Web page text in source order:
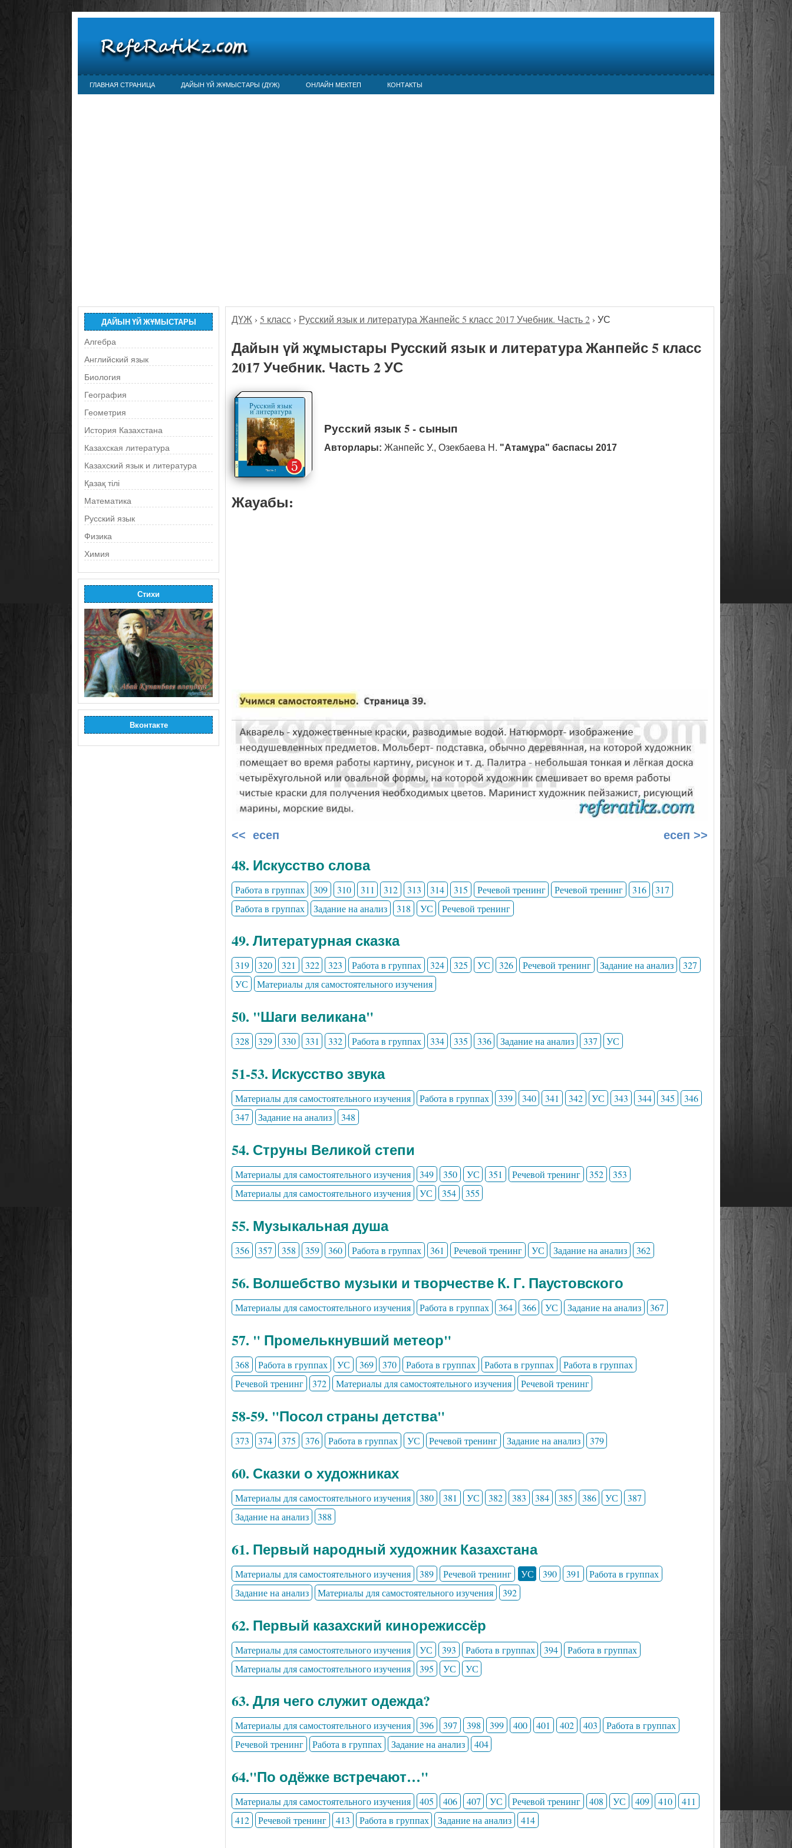
ГЛАВНАЯ СТРАНИЦА ДАЙЫН ҮЙ ЖҰМЫСТАРЫ (ДҮЖ) ОНЛАЙН МЕКТЕП КОНТАКТЫ
ДАЙЫН ҮЙ ЖҰМЫСТАРЫ
Алгебра
Английский язык
Биология
География
Геометрия
История Казахстана
Казахская литература
Казахский язык и литература
Қазақ тілі
Математика
Русский язык
Физика
Химия
Стихи
Вконтакте
ДҮЖ › 5 класс › Русский язык и литература Жанпейс 5 класс 2017 Учебник. Часть 2 › УС
Дайын үй жұмыстары Русский язык и литература Жанпейс 5 класс
2017 Учебник. Часть 2 УС
Русский язык 5 - сынып
Авторлары: Жанпейс У., Озекбаева Н. "Атамұра" баспасы 2017
Жауабы:
<< есеп есеп >>
48. Искусство слова
Работа в группах 309 310 311 312 313 314 315 Речевой тренинг Речевой тренинг 316
317
Работа в группах
Задание на анализ 318 УС Речевой тренинг
49. Литературная сказка
319 320 321 322 323 Работа в группах 324 325 УС 326 Речевой тренинг Задание на анализ
327
УС
Материалы для самостоятельного изучения
50. "Шаги великана"
328 329 330 331 332 Работа в группах 334 335 336 Задание на анализ 337 УС
51-53. Искусство звука
Материалы для самостоятельного изучения Работа в группах 339 340 341 342 УС 343 344 345
346
347
Задание на анализ 348
54. Струны Великой степи
Материалы для самостоятельного изучения 349 350 УС 351 Речевой тренинг 352
353
Материалы для самостоятельного изучения
УС 354 355
55. Музыкальная душа
356 357 358 359 360 Работа в группах 361 Речевой тренинг УС Задание на анализ 362
56. Волшебство музыки и творчестве К. Г. Паустовского
Материалы для самостоятельного изучения Работа в группах 364 366 УС Задание на анализ 367
57. " Промелькнувший метеор"
368 Работа в группах УС 369 370 Работа в группах Работа в группах
Работа в группах
Речевой тренинг
372 Материалы для самостоятельного изучения Речевой тренинг
58-59. "Посол страны детства"
373 374 375 376 Работа в группах УС Речевой тренинг Задание на анализ 379
60. Сказки о художниках
Материалы для самостоятельного изучения 380 381 УС 382 383 384 385 386 УС
387
Задание на анализ
388
61. Первый народный художник Казахстана
Материалы для самостоятельного изучения 389 Речевой тренинг УС 390 391
Работа в группах
Задание на анализ
Материалы для самостоятельного изучения 392
62. Первый казахский кинорежиссёр
Материалы для самостоятельного изучения УС 393 Работа в группах 394
Работа в группах
Материалы для самостоятельного изучения
395 УС УС
63. Для чего служит одежда?
Материалы для самостоятельного изучения 396 397 398 399 400 401 402 403
Работа в группах
Речевой тренинг
Работа в группах Задание на анализ 404
64."По одёжке встречают…"
Материалы для самостоятельного изучения 405 406 407 УС Речевой тренинг 408 УС 409 410
411
412
Речевой тренинг 413 Работа в группах Задание на анализ 414